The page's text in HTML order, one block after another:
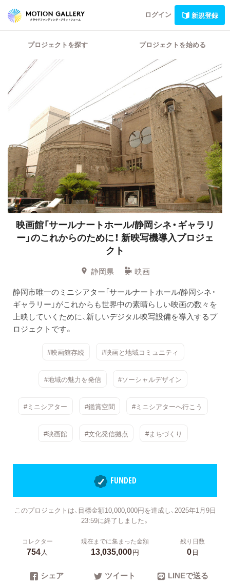
ログイン 新規登録
プロジェクトを探す プロジェクトを始める
映画館「サールナートホール/静岡シネ・ギャラリ
ー」のこれからのために！ 新映写機導入プロジェ
クト
静岡県
映画
静岡市唯一のミニシアター「サールナートホール/静岡シネ・
ギャラリー」がこれからも世界中の素晴らしい映画の数々を
上映していくために、新しいデジタル映写設備を導入するプ
ロジェクトです。
#映画館存続 #映画と地域コミュニティ
#地域の魅力を発信 #ソーシャルデザイン
#ミニシアター #鑑賞空間 #ミニシアターへ行こう
#映画館 #文化発信拠点 #まちづくり
FUNDED
このプロジェクトは、目標金額10,000,000円を達成し、2025年1月9日
23:59に終了しました。
コレクター
754人
現在までに集まった金額
13,035,000円
残り日数
0日
シェア ツイート LINEで送る